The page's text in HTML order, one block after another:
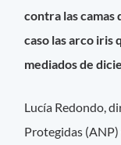
contra las camas
caso las arco iris
mediados de
Lucía Redondo,
Protegidas